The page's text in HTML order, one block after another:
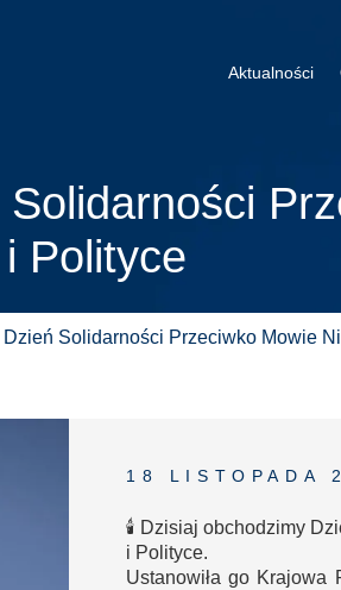
Aktualności
Polityce
Solidarności Przeciwko Mowie
18 LISTOPADA
🕯️ Dzisiaj obchodzimy
i Polityce.
Ustanowiła go Krajowa